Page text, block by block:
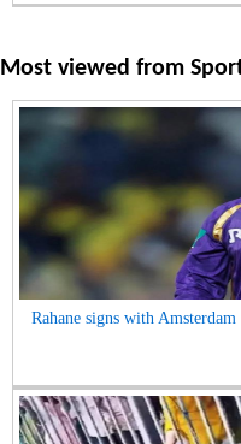
Most viewed from
Rahane signs with